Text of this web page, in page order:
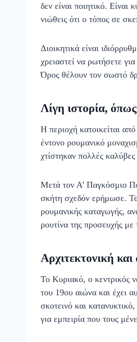
δεν είναι ποιητικό. Είναι
νιώθεις ότι ο τόπος σε
Διοικητικά είναι
χρειαστεί να ρωτήσετε
Όρος θέλουν τον σωστό
Λίγη ιστορία,
Η περιοχή κατοικείται
έντονο ρουμανικό
χτίστηκαν πολλές
Μετά τον Α’ Παγκόσμιο
σκήτη σχεδόν ερήμωσε.
ρουμανικής καταγωγής,
ρουτίνα της προσευχής
Αρχιτεκτονική
Το Κυριακό, ο κεντρικός
του 19ου αιώνα και έχει
σκοτεινό και
για εμπειρία που τους